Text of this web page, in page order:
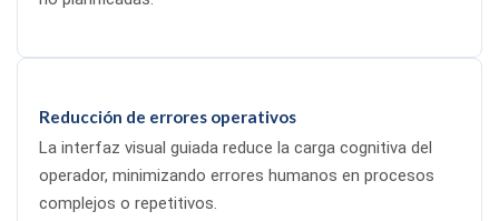
Reducción de errores operativos
La interfaz visual guiada reduce la carga cognitiva del
operador, minimizando errores humanos en procesos
complejos o repetitivos.